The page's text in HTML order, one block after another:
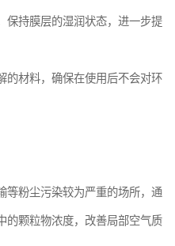
保持膜层的湿润状态，进一步提
的材料，确保在使用后不会对环
等粉尘污染较为严重的场所，通
的颗粒物浓度，改善局部空气质